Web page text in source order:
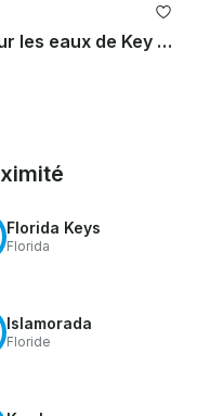
Défi d'aventure et d'évasion sur les eaux de Key West, en Floride
Florida Keys
Florida
Islamorada
Floride